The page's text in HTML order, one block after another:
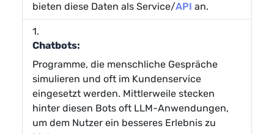
bieten diese Daten als Service/API an.
Chatbots:
Programme, die menschliche Gespräche
simulieren und oft im Kundenservice
eingesetzt werden. Mittlerweile stecken
hinter diesen Bots oft LLM-Anwendungen,
um dem Nutzer ein besseres Erlebnis zu